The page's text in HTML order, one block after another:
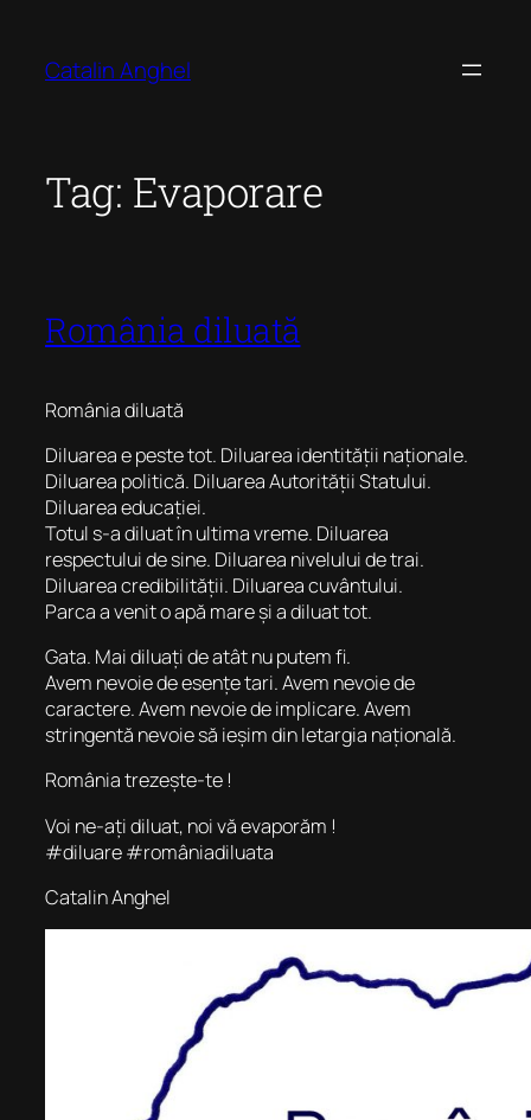
content
Catalin Anghel
Tag: Evaporare
România diluată
România diluată
Diluarea e peste tot. Diluarea identității naționale.
Diluarea politică. Diluarea Autorității Statului.
Diluarea educației.
Totul s-a diluat în ultima vreme. Diluarea
respectului de sine. Diluarea nivelului de trai.
Diluarea credibilității. Diluarea cuvântului.
Parca a venit o apă mare și a diluat tot.
Gata. Mai diluați de atât nu putem fi.
Avem nevoie de esențe tari. Avem nevoie de
caractere. Avem nevoie de implicare. Avem
stringentă nevoie să ieșim din letargia națională.
România trezește-te !
Voi ne-ați diluat, noi vă evaporăm !
#diluare #româniadiluata
Catalin Anghel